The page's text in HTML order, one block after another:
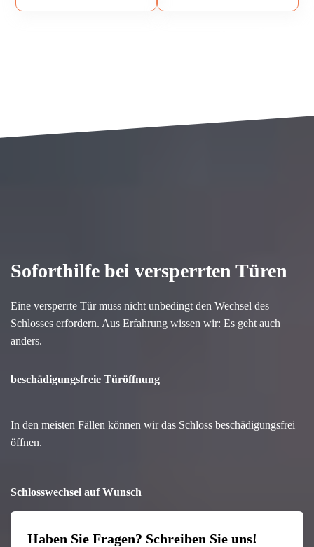
Soforthilfe bei versperrten Türen
Eine versperrte Tür muss nicht unbedingt den Wechsel des
Schlosses erfordern. Aus Erfahrung wissen wir: Es geht auch
anders.
beschädigungsfreie Türöffnung
In den meisten Fällen können wir das Schloss beschädigungsfrei
öffnen.
Schlosswechsel auf Wunsch
Haben Sie Fragen? Schreiben Sie uns!